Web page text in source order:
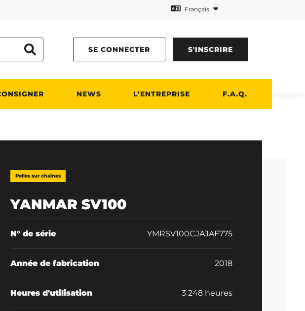
Français
SE CONNECTER S'INSCRIRE
NEWS L’ENTREPRISE F.A.Q.
Pelles sur chaînes
YANMAR SV100
N° de série YMRSV100CJAJAF775
Année de fabrication 2018
Heures d'utilisation 3 248 heures